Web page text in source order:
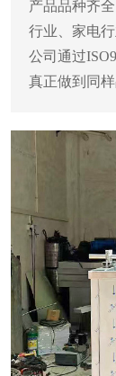
产品品种齐
行业、家电
公司通过
真正做到同